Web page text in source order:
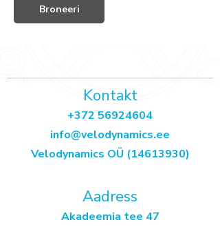
Broneeri
Kontakt
+372 56924604
info@velodynamics.ee
​Velodynamics OÜ (14613930)
Aadress
Akadeemia tee 47